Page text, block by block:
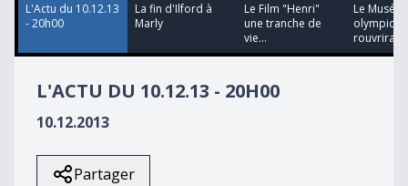
L'Actu du 10.12.13
- 20h00
La fin d'Ilford à
Marly
Le Film "Henri"
une tranche de
vie...
Le Musée
olympique
rouvrira
L'ACTU DU 10.12.13 - 20H00
10.12.2013
Partager